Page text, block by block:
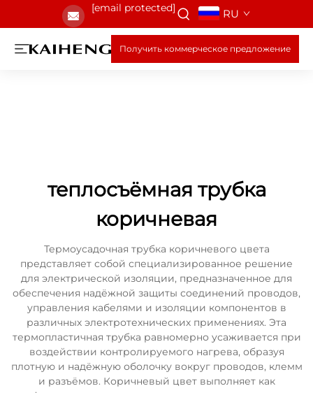
[email protected] RU
Получить коммерческое предложение
теплосъёмная трубка
коричневая
Термоусадочная трубка коричневого цвета
представляет собой специализированное решение
для электрической изоляции, предназначенное для
обеспечения надёжной защиты соединений проводов,
управления кабелями и изоляции компонентов в
различных электротехнических применениях. Эта
термопластичная трубка равномерно усаживается при
воздействии контролируемого нагрева, образуя
плотную и надёжную оболочку вокруг проводов, клемм
и разъёмов. Коричневый цвет выполняет как